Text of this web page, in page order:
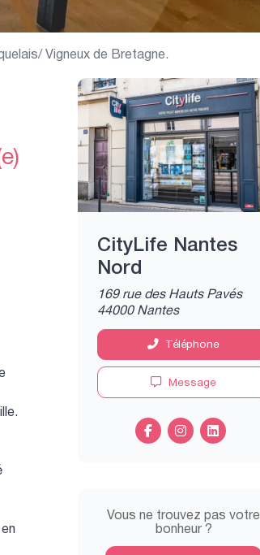
Vigneux de Bretagne.
CityLife Nantes
Nord
169 rue des Hauts Pavés
44000 Nantes
Téléphone
Message
Vous ne trouvez pas votre
bonheur ?